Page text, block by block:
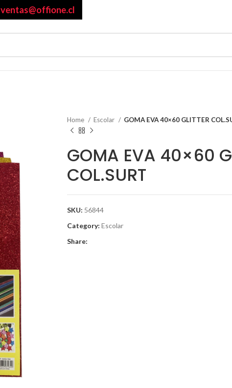
Home Escolar GOMA EVA 40×60 GLITTER
GOMA EVA 40×60
COL.SURT
SKU: 56844
Category: Escolar
Share:
ventas@offione.cl